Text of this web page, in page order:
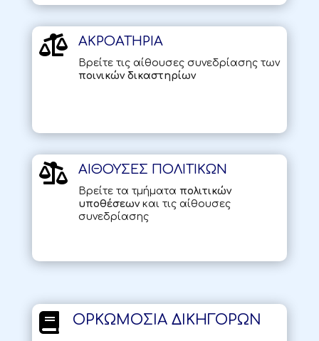
 ΑΚΡΟΑΤΗΡΙΑ
Βρείτε τις αίθουσες συνεδρίασης των
ποινικών δικαστηρίων
 ΑΙΘΟΥΣΕΣ ΠΟΛΙΤΙΚΩΝ
Βρείτε τα τμήματα πολιτικών
υποθέσεωνκαι τις αίθουσες
συνεδρίασης
 ΟΡΚΩΜΟΣΙΑ ΔΙΚΗΓΟΡΩΝ